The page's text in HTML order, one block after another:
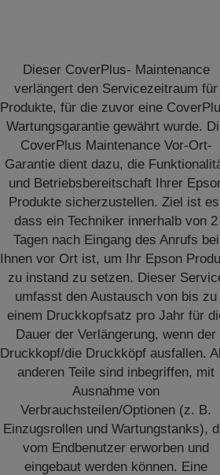
Dieser CoverPlus- Maintenance
verlängert den Servicezeitraum für
Produkte, für die zuvor eine
Wartungsgarantie gewährt wurde.
CoverPlus Maintenance Vor-Ort-
Garantie dient dazu, die
und Betriebsbereitschaft Ihrer
Produkte sicherzustellen. Ziel ist
dass ein Techniker innerhalb von 2
Tagen nach Eingang des Anrufs bei
Ihnen vor Ort ist, um Ihr Epson
zu instand zu setzen. Dieser
umfasst den Austausch von bis zu
einem Druckkopfsatz pro Jahr für
Dauer der Verlängerung, wenn der
Druckkopf/die Druckköpf ausfallen.
anderen Teile sind inbegriffen, mit
Ausnahme von
Verbrauchsteilen/Optionen (z. B.
Einzugsrollen und Wartungstanks),
vom Endbenutzer erworben und
eingebaut werden können. Eine